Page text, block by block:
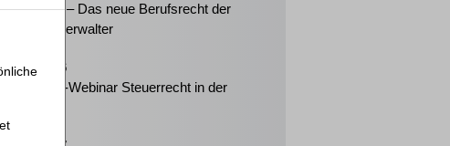
Zulassung – Das neue Berufsrecht der
Insolvenzverwalter
14.10.2026
Mitarbeiter-Webinar Steuerrecht in der